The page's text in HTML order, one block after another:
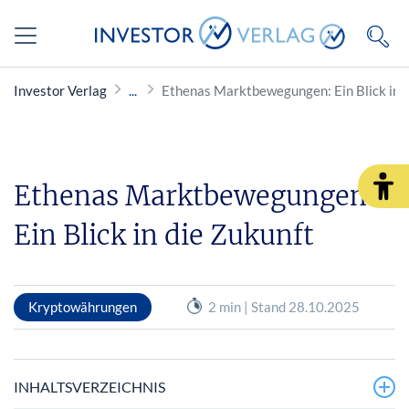
Investor Verlag Ethenas Marktbewegungen: Ein Blick in
Ethenas Marktbewegungen:
Ein Blick in die Zukunft
Kryptowährungen 2 min | Stand 28.10.2025
INHALTSVERZEICHNIS